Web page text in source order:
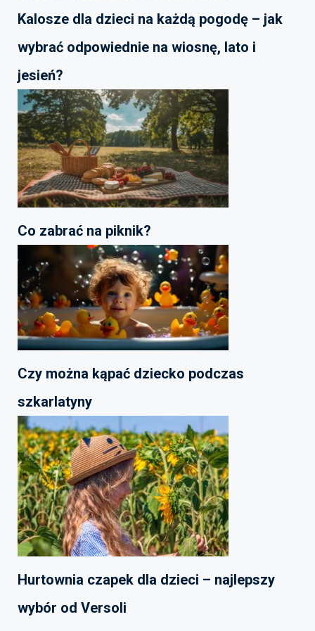
Kalosze dla dzieci na każdą pogodę – jak
wybrać odpowiednie na wiosnę, lato i
jesień?
Co zabrać na piknik?
Czy można kąpać dziecko podczas
szkarlatyny
Hurtownia czapek dla dzieci – najlepszy
wybór od Versoli